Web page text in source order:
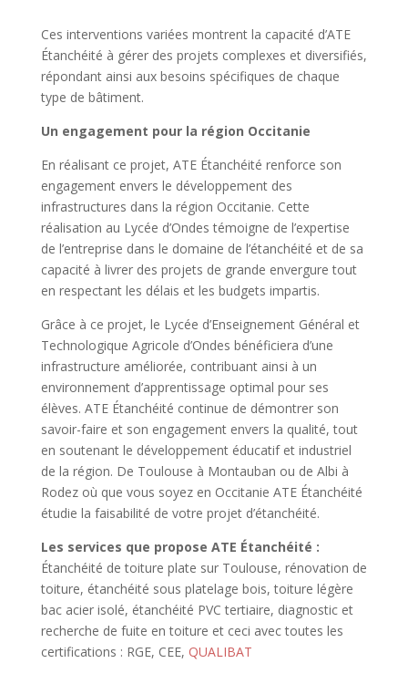
Ces interventions variées montrent la capacité d’ATE
Étanchéité à gérer des projets complexes et diversifiés,
répondant ainsi aux besoins spécifiques de chaque
type de bâtiment.
Un engagement pour la région Occitanie
En réalisant ce projet, ATE Étanchéité renforce son
engagement envers le développement des
infrastructures dans la région Occitanie. Cette
réalisation au Lycée d’Ondes témoigne de l’expertise
de l’entreprise dans le domaine de l’étanchéité et de sa
capacité à livrer des projets de grande envergure tout
en respectant les délais et les budgets impartis.
Grâce à ce projet, le Lycée d’Enseignement Général et
Technologique Agricole d’Ondes bénéficiera d’une
infrastructure améliorée, contribuant ainsi à un
environnement d’apprentissage optimal pour ses
élèves. ATE Étanchéité continue de démontrer son
savoir-faire et son engagement envers la qualité, tout
en soutenant le développement éducatif et industriel
de la région. De Toulouse à Montauban ou de Albi à
Rodez où que vous soyez en Occitanie ATE Étanchéité
étudie la faisabilité de votre projet d’étanchéité.
Les services que propose ATE Étanchéité :
Étanchéité de toiture plate sur Toulouse, rénovation de
toiture, étanchéité sous platelage bois, toiture légère
bac acier isolé, étanchéité PVC tertiaire, diagnostic et
recherche de fuite en toiture et ceci avec toutes les
certifications : RGE, CEE, QUALIBAT